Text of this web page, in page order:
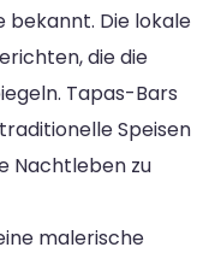
bekannt. Die lokale
die die
Tapas-Bars
Speisen
Nachtleben zu
malerische